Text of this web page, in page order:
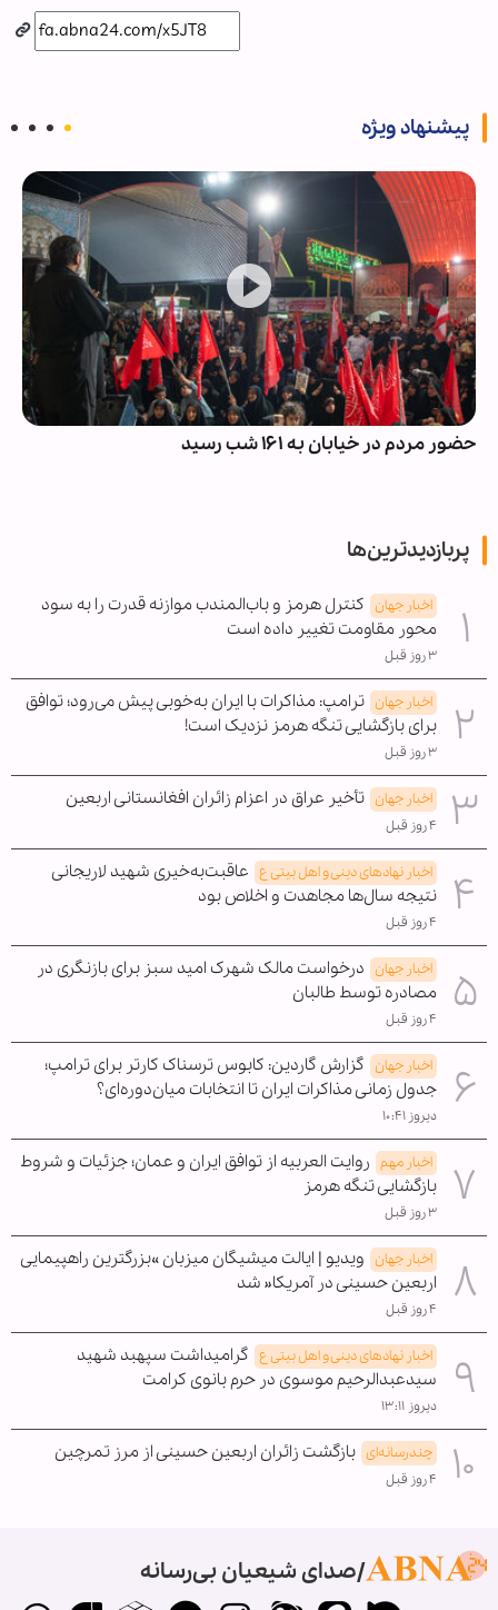
پیشنهاد ویژه
حضور مردم در خیابان به ۱۶۱ شب رسید
پربازدیدترین‌ها
اخبار جهان کنترل هرمز و باب‌المندب موازنه قدرت را به سود
محور مقاومت تغییر داده است
۳ روز قبل
اخبار جهان ترامپ: مذاکرات با ایران به‌خوبی پیش می‌رود؛ توافق
برای بازگشایی تنگه هرمز نزدیک است!
۳ روز قبل
اخبار جهان تأخیر عراق در اعزام زائران افغانستانی اربعین
۴ روز قبل
اخبار نهادهای دینی و اهل بیتی ع عاقبت‌به‌خیری شهید لاریجانی
نتیجه سال‌ها مجاهدت و اخلاص بود
۴ روز قبل
اخبار جهان درخواست مالک شهرک امید سبز برای بازنگری در
مصادره توسط طالبان
۴ روز قبل
اخبار جهان گزارش گاردین: کابوس ترسناک کارتر برای ترامپ؛
جدول زمانی مذاکرات ایران تا انتخابات میان‌دوره‌ای؟
دیروز ۱۰:۴۱
اخبار مهم روایت العربیه از توافق ایران و عمان؛ جزئیات و شروط
بازگشایی تنگه هرمز
۳ روز قبل
اخبار جهان ویدیو | ایالت میشیگان میزبان »بزرگترین راهپیمایی
اربعین حسینی در آمریکا« شد
۴ روز قبل
اخبار نهادهای دینی و اهل بیتی ع گرامیداشت سپهبد شهید
سیدعبدالرحیم موسوی در حرم بانوی کرامت
دیروز ۱۳:۱۱
چندرسانه‌ای بازگشت زائران اربعین حسینی از مرز تمرچین
۴ روز قبل
صدای شیعیان بی‌رسانه